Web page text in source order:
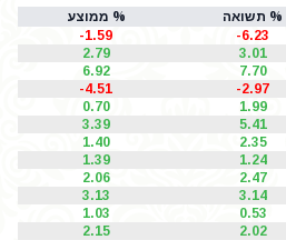
% תשואה
% ממוצע
-6.23
-1.59
3.01
2.79
7.70
6.92
-2.97
-4.51
1.99
0.70
5.41
3.39
2.35
1.40
1.24
1.39
2.47
2.06
3.14
3.13
0.53
1.03
2.02
2.15